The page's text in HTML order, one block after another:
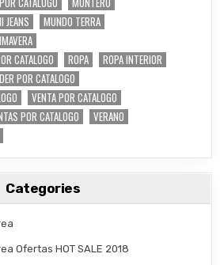
JEANS
MUNDO TERRA
CATALOGO
ROPA
ROPA INTERIOR
POR CATALOGO
VENTA POR CATALOGO
POR CATALOGO
VERANO
Categories
Ofertas HOT SALE 2018